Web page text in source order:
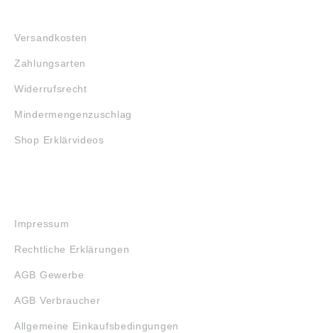
Versandkosten
Zahlungsarten
Widerrufsrecht
Mindermengenzuschlag
Shop Erklärvideos
Impressum
Rechtliche Erklärungen
AGB Gewerbe
AGB Verbraucher
Allgemeine Einkaufsbedingungen